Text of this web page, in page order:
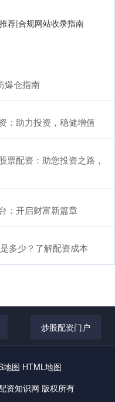
荐|合规网站收录指南
爆仓指南
：助力投资，稳健增值
票配资：助您投资之路，
：开启财富新篇章
多少？了解配资成本
炒股配资门户
地图 HTML地图
资知识网 版权所有